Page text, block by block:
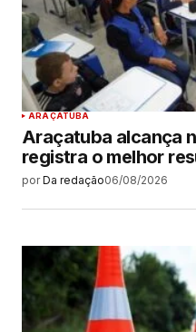
ARAÇATUBA
Araçatuba alcança
registra o melhor
por Da redação06/08/2026